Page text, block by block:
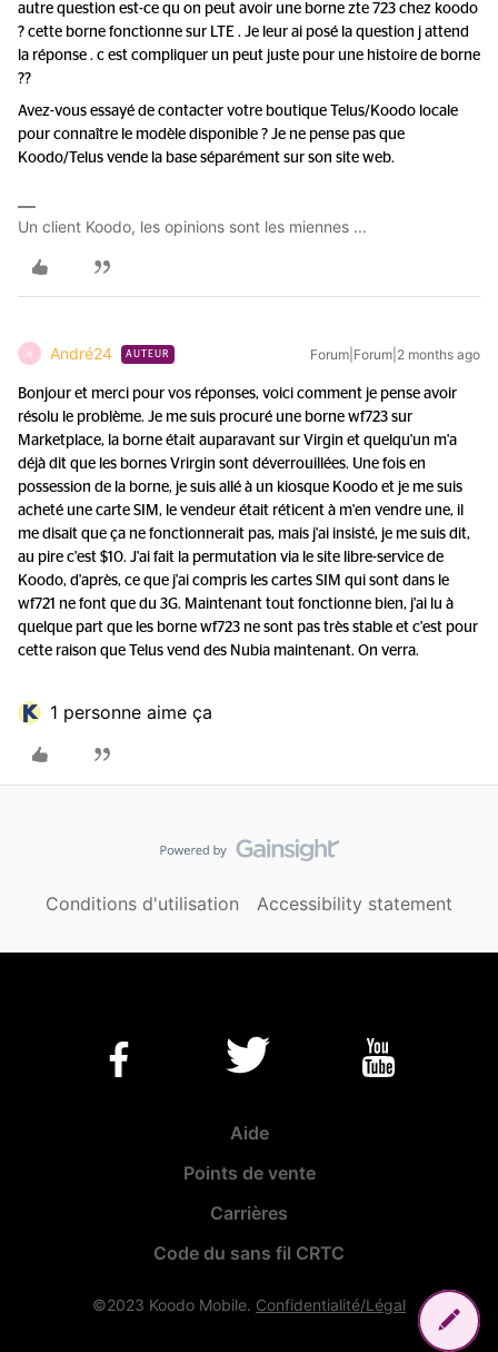
autre question est-ce qu on peut avoir une borne zte 723 chez koodo
? cette borne fonctionne sur LTE . Je leur ai posé la question j attend
la réponse . c est compliquer un peut juste pour une histoire de borne
??
Avez-vous essayé de contacter votre boutique Telus/Koodo locale
pour connaître le modèle disponible ? Je ne pense pas que
Koodo/Telus vende la base séparément sur son site web.
Un client Koodo, les opinions sont les miennes ...
A André24 AUTEUR Forum|Forum|2 months ago
Bonjour et merci pour vos réponses, voici comment je pense avoir
résolu le problème. Je me suis procuré une borne wf723 sur
Marketplace, la borne était auparavant sur Virgin et quelqu'un m'a
déjà dit que les bornes Vrirgin sont déverrouillées. Une fois en
possession de la borne, je suis allé à un kiosque Koodo et je me suis
acheté une carte SIM, le vendeur était réticent à m'en vendre une, il
me disait que ça ne fonctionnerait pas, mais j'ai insisté, je me suis dit,
au pire c'est $10. J'ai fait la permutation via le site libre-service de
Koodo, d'après, ce que j'ai compris les cartes SIM qui sont dans le
wf721 ne font que du 3G. Maintenant tout fonctionne bien, j'ai lu à
quelque part que les borne wf723 ne sont pas très stable et c'est pour
cette raison que Telus vend des Nubia maintenant. On verra.
1 personne aime ça
Conditions d'utilisation Accessibility statement
Aide
Points de vente
Carrières
Code du sans fil CRTC
©2023 Koodo Mobile. Confidentialité/Légal